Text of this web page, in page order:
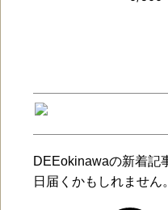
DEEokinawaの新着記
日届くかもしれません。